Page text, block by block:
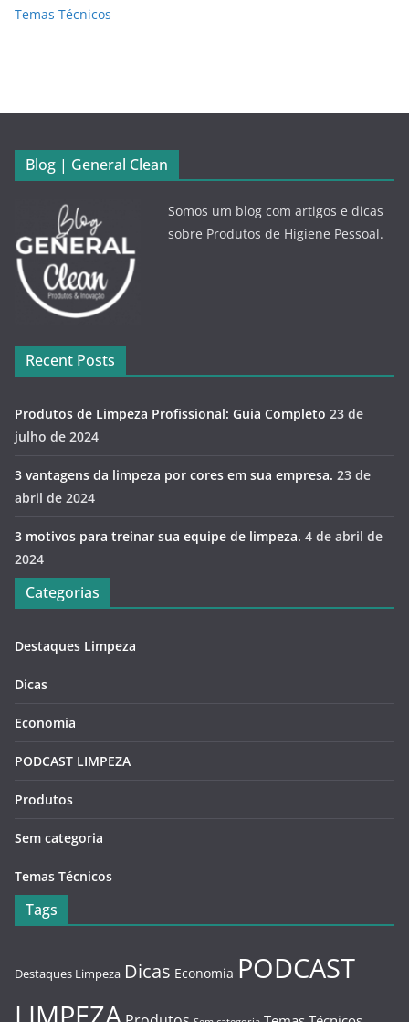
Temas Técnicos
Blog | General Clean
Somos um blog com artigos e dicas
sobre Produtos de Higiene Pessoal.
Recent Posts
Produtos de Limpeza Profissional: Guia Completo 23 de
julho de 2024
3 vantagens da limpeza por cores em sua empresa. 23 de
abril de 2024
3 motivos para treinar sua equipe de limpeza. 4 de abril de
2024
Categorias
Destaques Limpeza
Dicas
Economia
PODCAST LIMPEZA
Produtos
Sem categoria
Temas Técnicos
Tags
Destaques Limpeza Dicas Economia PODCAST